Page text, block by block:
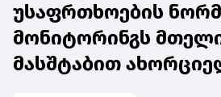
უსაფრთხოების
მონიტორინგს მთელი
მასშტაბით